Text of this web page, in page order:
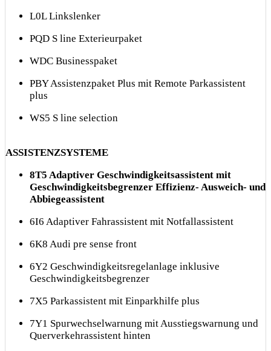
L0L Linkslenker
PQD S line Exterieurpaket
WDC Businesspaket
PBY Assistenzpaket Plus mit Remote Parkassistent
plus
WS5 S line selection
ASSISTENZSYSTEME
8T5 Adaptiver Geschwindigkeitsassistent mit
Geschwindigkeitsbegrenzer Effizienz- Ausweich- und
Abbiegeassistent
6I6 Adaptiver Fahrassistent mit Notfallassistent
6K8 Audi pre sense front
6Y2 Geschwindigkeitsregelanlage inklusive
Geschwindigkeitsbegrenzer
7X5 Parkassistent mit Einparkhilfe plus
7Y1 Spurwechselwarnung mit Ausstiegswarnung und
Querverkehrassistent hinten